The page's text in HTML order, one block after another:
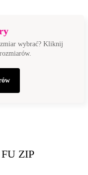
wybrać? Kliknij
ZIP